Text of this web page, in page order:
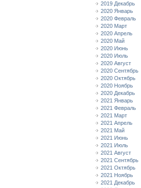
2019 Декабрь
2020 Январь
2020 Февраль
2020 Март
2020 Апрель
2020 Май
2020 Июнь
2020 Июль
2020 Август
2020 Сентябрь
2020 Октябрь
2020 Ноябрь
2020 Декабрь
2021 Январь
2021 Февраль
2021 Март
2021 Апрель
2021 Май
2021 Июнь
2021 Июль
2021 Август
2021 Сентябрь
2021 Октябрь
2021 Ноябрь
2021 Декабрь